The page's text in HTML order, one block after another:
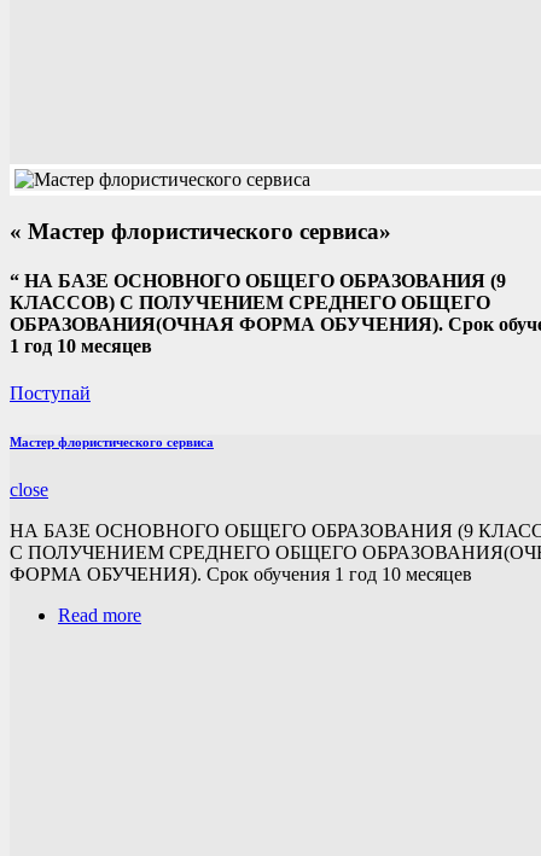
« Мастер флористического сервиса»
“ НА БАЗЕ ОСНОВНОГО ОБЩЕГО ОБРАЗОВАНИЯ (9
КЛАССОВ) С ПОЛУЧЕНИЕМ СРЕДНЕГО ОБЩЕГО
ОБРАЗОВАНИЯ(ОЧНАЯ ФОРМА ОБУЧЕНИЯ). Срок
1 год 10 месяцев
Поступай
Мастер флористического сервиса
close
НА БАЗЕ ОСНОВНОГО ОБЩЕГО ОБРАЗОВАНИЯ (9
С ПОЛУЧЕНИЕМ СРЕДНЕГО ОБЩЕГО
ФОРМА ОБУЧЕНИЯ). Срок обучения 1 год 10 месяцев
Read more